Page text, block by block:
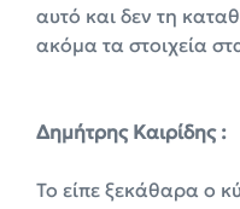
αυτό και δεν τη
ακόμα τα στοιχεία
Δημήτρης Καιρίδης :
Το είπε ξεκάθαρα ο